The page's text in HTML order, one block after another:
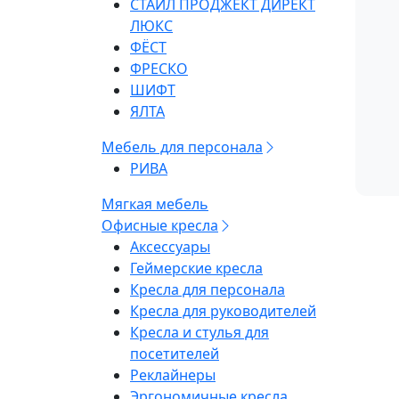
СТАЙЛ ПРОДЖЕКТ ДИРЕКТ
ЛЮКС
ФЁСТ
ФРЕСКО
ШИФТ
ЯЛТА
Мебель для персонала
РИВА
Мягкая мебель
Офисные кресла
Аксессуары
Геймерские кресла
Кресла для персонала
Кресла для руководителей
Кресла и стулья для
посетителей
Реклайнеры